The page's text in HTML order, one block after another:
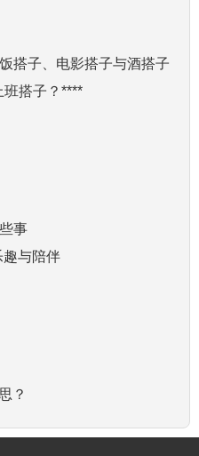
搭子、电影搭子与酒搭子
搭子？****
事
趣与陪伴
？